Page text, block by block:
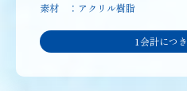
素材 ：アクリル樹脂
1会計につ